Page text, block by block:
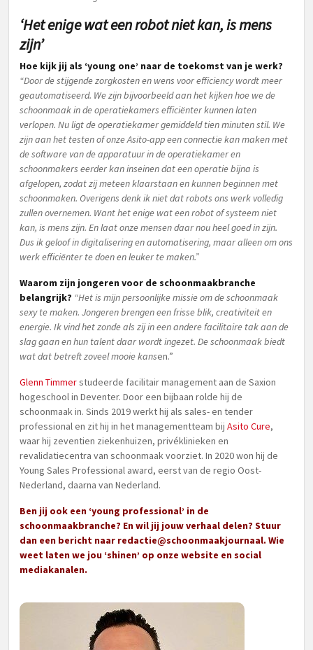
‘Het enige wat een robot niet kan, is mens
zijn’
Hoe kijk jij als ‘young one’ naar de toekomst van je werk?
“Door de stijgende zorgkosten en wens voor efficiency wordt meer
geautomatiseerd. We zijn bijvoorbeeld aan het kijken hoe we de
schoonmaak in de operatiekamers efficiënter kunnen laten
verlopen. Nu ligt de operatiekamer gemiddeld tien minuten stil. We
zijn aan het testen of onze Asito-app een connectie kan maken met
de software van de apparatuur in de operatiekamer en
schoonmakers eerder kan inseinen dat een operatie bijna is
afgelopen, zodat zij meteen klaarstaan en kunnen beginnen met
schoonmaken. Overigens denk ik niet dat robots ons werk volledig
zullen overnemen. Want het enige wat een robot of systeem niet
kan, is mens zijn. En laat onze mensen daar nou heel goed in zijn.
Dus ik geloof in digitalisering en automatisering, maar alleen om ons
werk efficiënter te doen en leuker te maken.”
Waarom zijn jongeren voor de schoonmaakbranche
belangrijk? “Het is mijn persoonlijke missie om de schoonmaak
sexy te maken. Jongeren brengen een frisse blik, creativiteit en
energie. Ik vind het zonde als zij in een andere facilitaire tak aan de
slag gaan en hun talent daar wordt ingezet. De schoonmaak biedt
wat dat betreft zoveel mooie kansen.”
Glenn Timmerstudeerde facilitair management aan de Saxion
hogeschool in Deventer. Door een bijbaan rolde hij de
schoonmaak in. Sinds 2019 werkt hij als sales- en tender
professional en zit hij in het managementteam bij Asito Cure,
waar hij zeventien ziekenhuizen, privéklinieken en
revalidatiecentra van schoonmaak voorziet. In 2020 won hij de
Young Sales Professional award, eerst van de regio Oost-
Nederland, daarna van Nederland.
Ben jij ook een ‘young professional’ in de
schoonmaakbranche? En wil jij jouw verhaal delen? Stuur
dan een bericht naar redactie@schoonmaakjournaal. Wie
weet laten we jou ‘shinen’ op onze website en social
mediakanalen.